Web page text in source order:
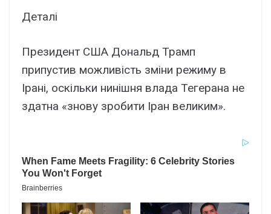
Деталі
Президент США Дональд Трамп
припустив можливість зміни режиму в
Ірані, оскільки нинішня влада Тегерана не
здатна «знову зробити Іран великим».